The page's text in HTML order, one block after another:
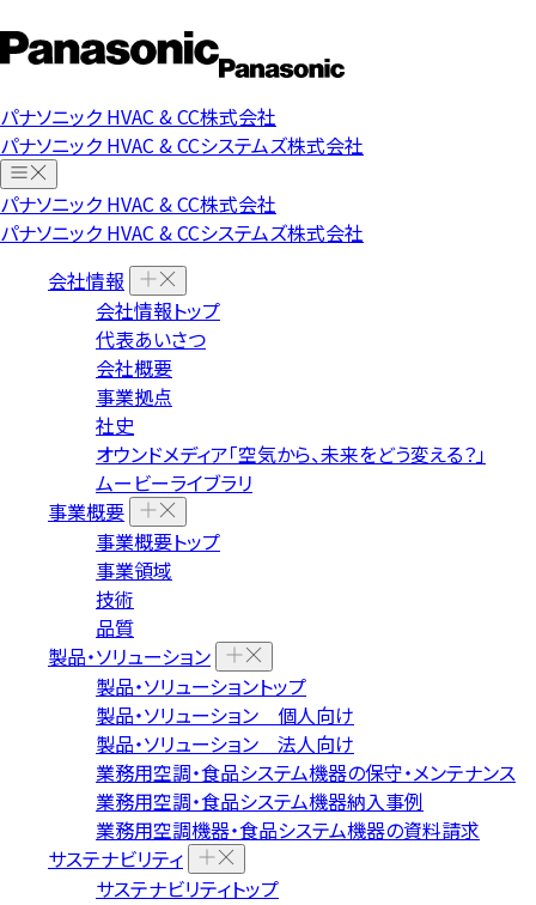
パナソニック HVAC & CC株式会社
パナソニック HVAC & CCシステムズ株式会社
パナソニック HVAC & CC株式会社
パナソニック HVAC & CCシステムズ株式会社
会社情報
会社情報トップ
代表あいさつ
会社概要
事業拠点
社史
オウンドメディア「空気から、未来をどう変える？」
ムービーライブラリ
事業概要
事業概要トップ
事業領域
技術
品質
製品・ソリューション
製品・ソリューショントップ
製品・ソリューション 個人向け
製品・ソリューション 法人向け
業務用空調・食品システム機器の保守・メンテナンス
業務用空調・食品システム機器納入事例
業務用空調機器・食品システム機器の資料請求
サステナビリティ
サステナビリティトップ